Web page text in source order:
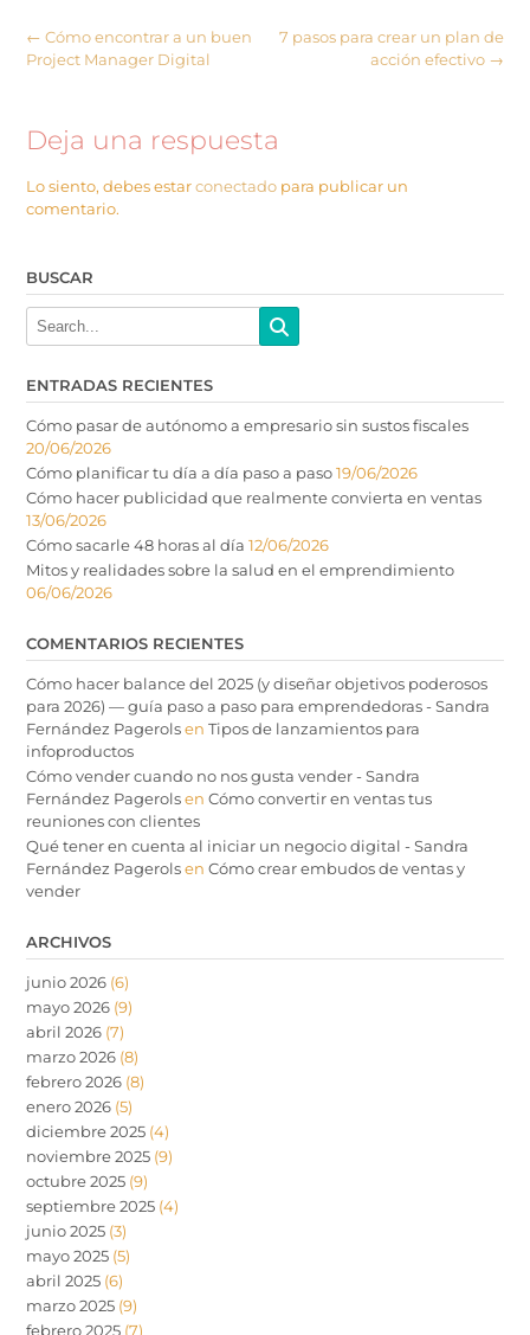
← Cómo encontrar a un buen
Project Manager Digital
7 pasos para crear un plan de
acción efectivo →
Deja una respuesta
Lo siento, debes estarconectado para publicar un
comentario.
BUSCAR
ENTRADAS RECIENTES
Cómo pasar de autónomo a empresario sin sustos fiscales
20/06/2026
Cómo planificar tu día a día paso a paso19/06/2026
Cómo hacer publicidad que realmente convierta en ventas
13/06/2026
Cómo sacarle 48 horas al día 12/06/2026
Mitos y realidades sobre la salud en el emprendimiento
06/06/2026
COMENTARIOS RECIENTES
Cómo hacer balance del 2025 (y diseñar objetivos poderosos
para 2026) — guía paso a paso para emprendedoras - Sandra
Fernández Pagerolsen Tipos de lanzamientos para
infoproductos
Cómo vender cuando no nos gusta vender - Sandra
Fernández Pagerolsen Cómo convertir en ventas tus
reuniones con clientes
Qué tener en cuenta al iniciar un negocio digital - Sandra
Fernández Pagerolsen Cómo crear embudos de ventas y
vender
ARCHIVOS
junio 2026 (6)
mayo 2026 (9)
abril 2026 (7)
marzo 2026 (8)
febrero 2026 (8)
enero 2026 (5)
diciembre 2025 (4)
noviembre 2025 (9)
octubre 2025 (9)
septiembre 2025 (4)
junio 2025 (3)
mayo 2025 (5)
abril 2025 (6)
marzo 2025 (9)
febrero 2025 (7)